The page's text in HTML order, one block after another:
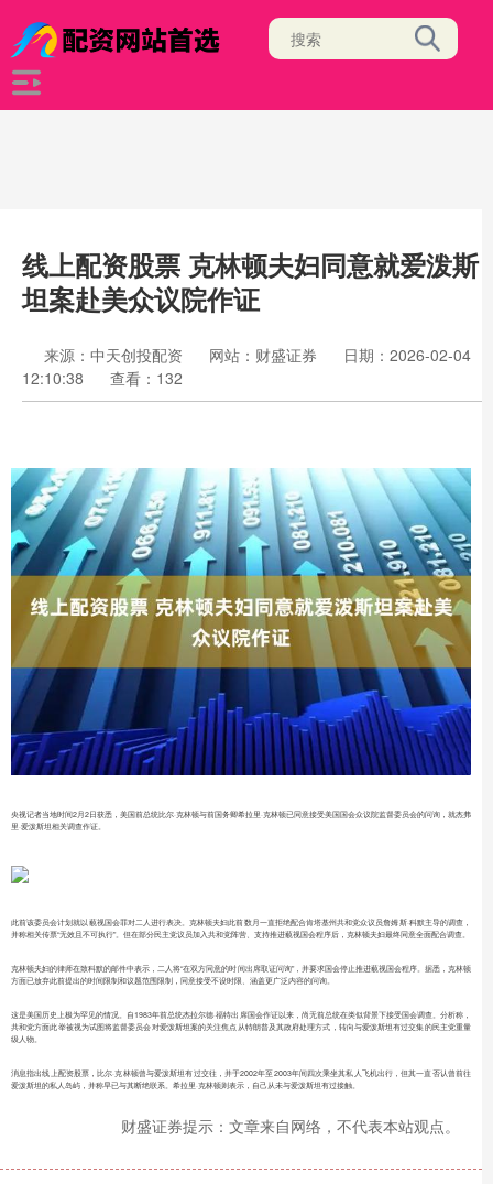
线上配资股票 克林顿夫妇同意就爱泼斯
坦案赴美众议院作证
来源：中天创投配资 网站：财盛证券
日期：2026-02-04
12:10:38
查看：132
央视记者当地时间2月2日获悉，美国前总统比尔·克林顿与前国务卿希拉里·克林顿已同意接受美国国会众议院监督委员会的问询，就杰弗
里·爱泼斯坦相关调查作证。
此前该委员会计划就以藐视国会罪对二人进行表决。克林顿夫妇此前数月一直拒绝配合肯塔基州共和党众议员詹姆斯·科默主导的调查，
并称相关传票“无效且不可执行”。但在部分民主党议员加入共和党阵营、支持推进藐视国会程序后，克林顿夫妇最终同意全面配合调查。
克林顿夫妇的律师在致科默的邮件中表示，二人将“在双方同意的时间出席取证问询”，并要求国会停止推进藐视国会程序。据悉，克林顿
方面已放弃此前提出的时间限制和议题范围限制，同意接受不设时限、涵盖更广泛内容的问询。
这是美国历史上极为罕见的情况。自1983年前总统杰拉尔德·福特出席国会作证以来，尚无前总统在类似背景下接受国会调查。分析称，
共和党方面此举被视为试图将监督委员会对爱泼斯坦案的关注焦点从特朗普及其政府处理方式，转向与爱泼斯坦有过交集的民主党重量
级人物。
消息指出线上配资股票，比尔·克林顿曾与爱泼斯坦有过交往，并于2002年至2003年间四次乘坐其私人飞机出行，但其一直否认曾前往
爱泼斯坦的私人岛屿，并称早已与其断绝联系。希拉里·克林顿则表示，自己从未与爱泼斯坦有过接触。
财盛证券提示：文章来自网络，不代表本站观点。